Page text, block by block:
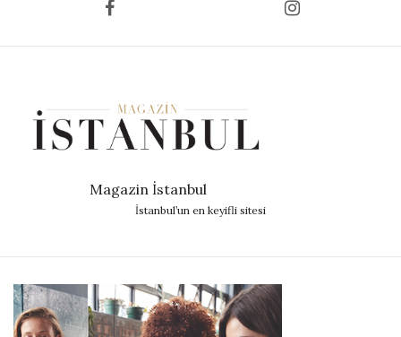
Magazin İstanbul
İstanbul’un en keyifli sitesi